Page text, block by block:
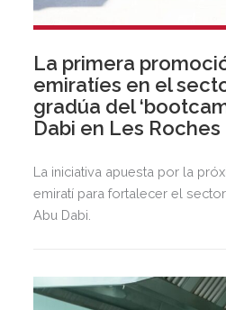
La primera
emiratíes en el
gradúa del
Dabi en Les
La iniciativa apuesta por la
emiratí para fortalecer el
Abu Dabi.